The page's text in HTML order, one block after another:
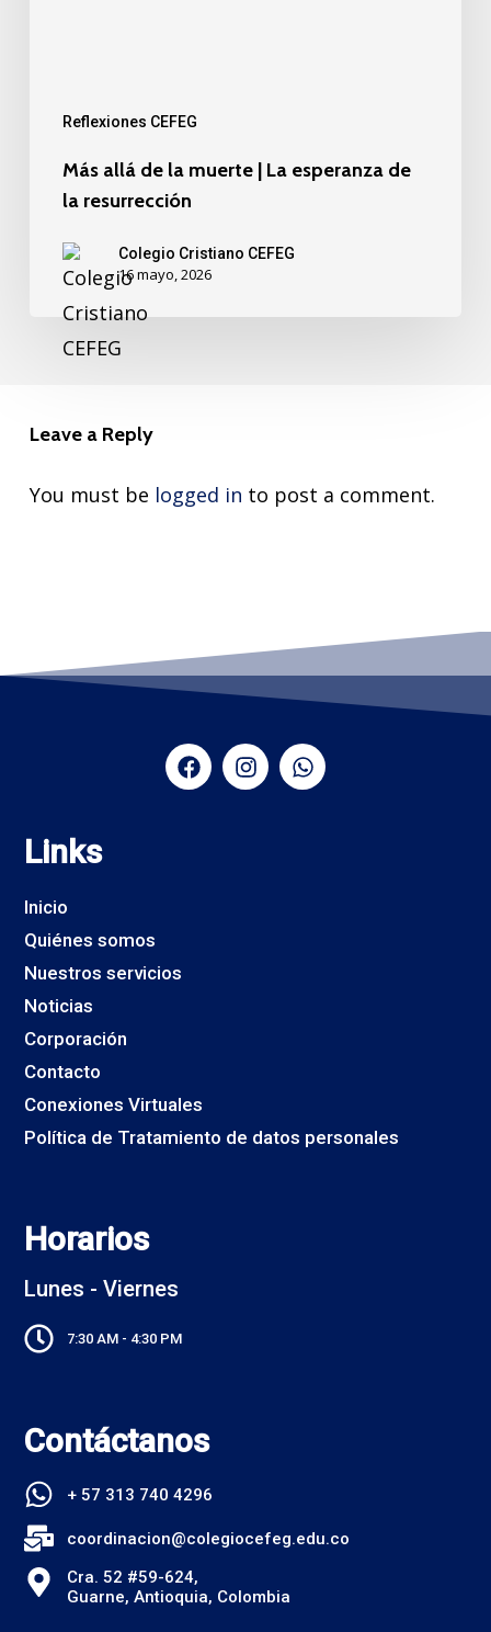
Reflexiones CEFEG
Más allá de la muerte | La esperanza de
la resurrección
Colegio Cristiano CEFEG
16 mayo, 2026
Leave a Reply
You must be logged in to post a comment.
Links
Inicio
Quiénes somos
Nuestros servicios
Noticias
Corporación
Contacto
Conexiones Virtuales
Política de Tratamiento de datos personales
Horarios
Lunes - Viernes
7:30 AM - 4:30 PM
Contáctanos
+ 57 313 740 4296
coordinacion@colegiocefeg.edu.co
Cra. 52 #59-624,
Guarne, Antioquia, Colombia